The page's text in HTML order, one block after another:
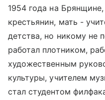
1954 года на
крестьянин, мать -
детства, но никому не
работал плотником,
художественным
культуры, учителем
стал студентом